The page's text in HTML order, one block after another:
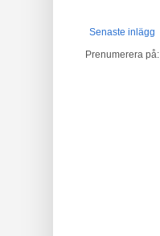
Senaste inlägg
Prenumerera på: